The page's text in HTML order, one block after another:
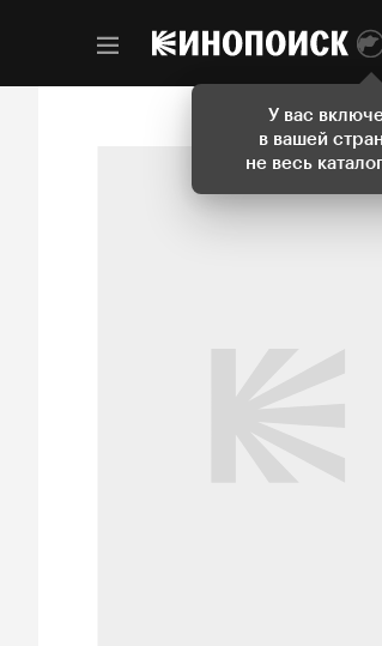
У вас
в вашей
не весь